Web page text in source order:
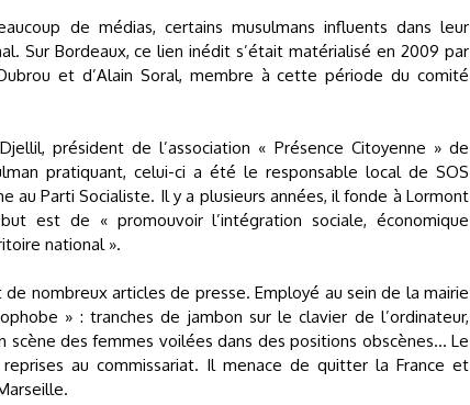
de médias, certains musulmans influents dans leur
Sur Bordeaux, ce lien inédit s’était matérialisé en 2009 par
et d’Alain Soral, membre à cette période du comité
président de l’association « Présence Citoyenne » de
pratiquant, celui-ci a été le responsable local de SOS
au Parti Socialiste. Il y a plusieurs années, il fonde à Lormont
est de « promouvoir l’intégration sociale, économique
national ».
nombreux articles de presse. Employé au sein de la mairie
» : tranches de jambon sur le clavier de l’ordinateur,
des femmes voilées dans des positions obscènes… Le
au commissariat. Il menace de quitter la France et